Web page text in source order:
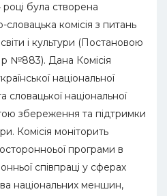
була створена
комісія з питань
і культури (Постановою
№883). Дана Комісія
національної
національної
збереження та підтримки
Комісія моніторить
програми в
співпраці у сферах
національних меншин,